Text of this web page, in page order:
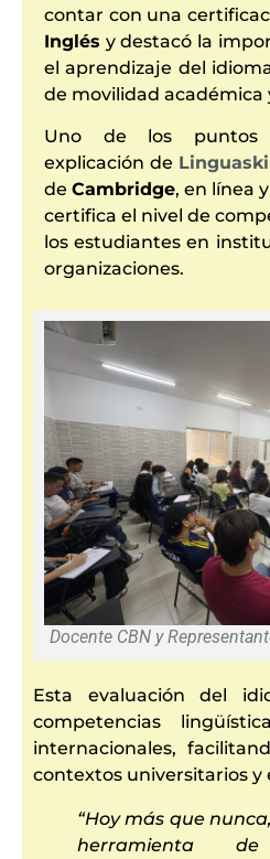
contar con una
Inglés y destacó la
el aprendizaje del
de movilidad académica
Uno de los puntos
explicación de Linguaskill
de Cambridge, en línea
certifica el nivel de
los estudiantes en
organizaciones.
Docente CBN y
Esta evaluación del
competencias
internacionales,
contextos universitarios y
“Hoy más que
herramienta